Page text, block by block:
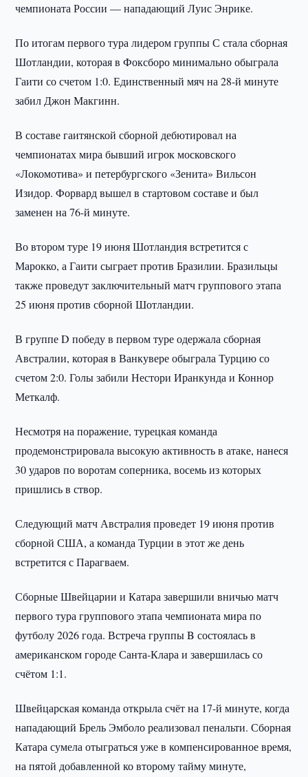
чемпионата России — нападающий Луис Энрике.
По итогам первого тура лидером группы С стала сборная
Шотландии, которая в Фоксборо минимально обыграла
Гаити со счетом 1:0. Единственный мяч на 28-й минуте
забил Джон Макгинн.
В составе гаитянской сборной дебютировал на
чемпионатах мира бывший игрок московского
«Локомотива» и петербургского «Зенита» Вильсон
Изидор. Форвард вышел в стартовом составе и был
заменен на 76-й минуте.
Во втором туре 19 июня Шотландия встретится с
Марокко, а Гаити сыграет против Бразилии. Бразильцы
также проведут заключительный матч группового этапа
25 июня против сборной Шотландии.
В группе D победу в первом туре одержала сборная
Австралии, которая в Ванкувере обыграла Турцию со
счетом 2:0. Голы забили Нестори Иранкунда и Коннор
Меткалф.
Несмотря на поражение, турецкая команда
продемонстрировала высокую активность в атаке, нанеся
30 ударов по воротам соперника, восемь из которых
пришлись в створ.
Следующий матч Австралия проведет 19 июня против
сборной США, а команда Турции в этот же день
встретится с Парагваем.
Сборные Швейцарии и Катара завершили вничью матч
первого тура группового этапа чемпионата мира по
футболу 2026 года. Встреча группы B состоялась в
американском городе Санта-Клара и завершилась со
счётом 1:1.
Швейцарская команда открыла счёт на 17-й минуте, когда
нападающий Брель Эмболо реализовал пенальти. Сборная
Катара сумела отыграться уже в компенсированное время,
на пятой добавленной ко второму тайму минуте,